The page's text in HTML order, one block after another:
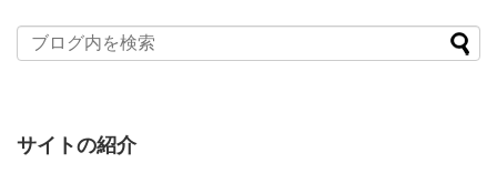
サイトの紹介